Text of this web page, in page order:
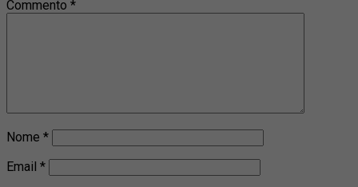
Commento *
Nome *
Email *